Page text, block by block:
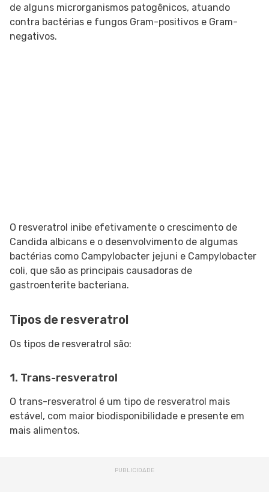
de alguns microrganismos patogênicos, atuando
contra bactérias e fungos Gram-positivos e Gram-
negativos.
O resveratrol inibe efetivamente o crescimento de
Candida albicans e o desenvolvimento de algumas
bactérias como Campylobacter jejuni e Campylobacter
coli, que são as principais causadoras de
gastroenterite bacteriana.
Tipos de resveratrol
Os tipos de resveratrol são:
1. Trans-resveratrol
O trans-resveratrol é um tipo de resveratrol mais
estável, com maior biodisponibilidade e presente em
mais alimentos.